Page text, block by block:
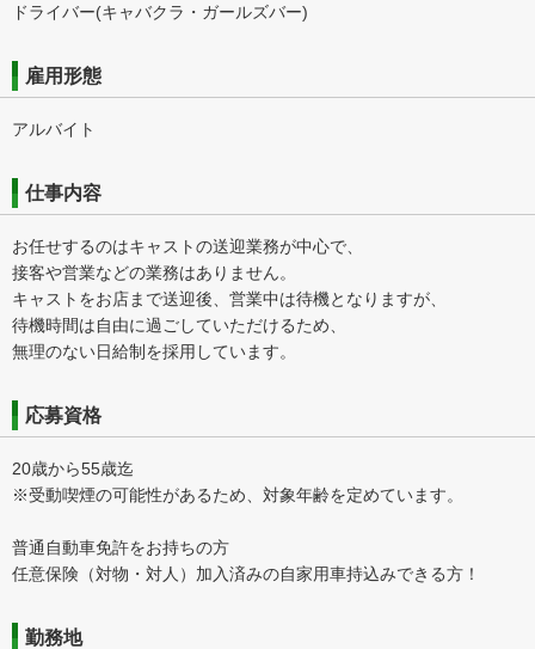
ドライバー(キャバクラ・ガールズバー)
雇用形態
アルバイト
仕事内容
お任せするのはキャストの送迎業務が中心で、
接客や営業などの業務はありません。
キャストをお店まで送迎後、営業中は待機となりますが、
待機時間は自由に過ごしていただけるため、
無理のない日給制を採用しています。
応募資格
20歳から55歳迄
※受動喫煙の可能性があるため、対象年齢を定めています。
普通自動車免許をお持ちの方
任意保険（対物・対人）加入済みの自家用車持込みできる方！
勤務地